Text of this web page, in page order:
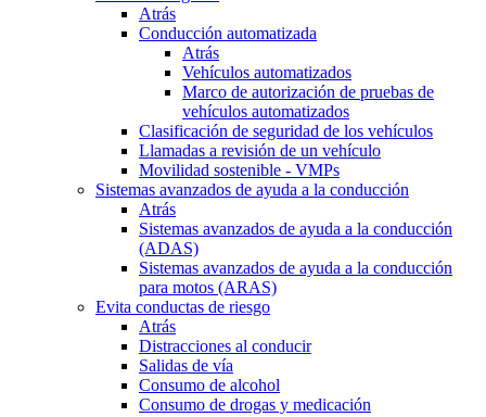
Atrás
Conducción automatizada
Atrás
Vehículos automatizados
Marco de autorización de pruebas de
vehículos automatizados
Clasificación de seguridad de los vehículos
Llamadas a revisión de un vehículo
Movilidad sostenible - VMPs
Sistemas avanzados de ayuda a la conducción
Atrás
Sistemas avanzados de ayuda a la conducción
(ADAS)
Sistemas avanzados de ayuda a la conducción
para motos (ARAS)
Evita conductas de riesgo
Atrás
Distracciones al conducir
Salidas de vía
Consumo de alcohol
Consumo de drogas y medicación